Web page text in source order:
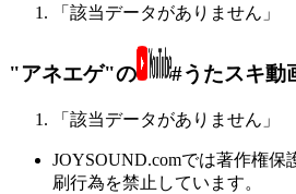
「該当データがありません」
"アネエゲ"の #うたスキ動
「該当データがありません」
JOYSOUND.comでは著作権保
刷行為を禁止しています。